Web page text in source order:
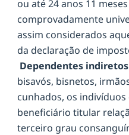
ou até 24 anos 11
comprovadamente
assim considerados
da declaração de
Dependentes indiretos
bisavós, bisnetos,
cunhados, os
beneficiário titular
terceiro grau